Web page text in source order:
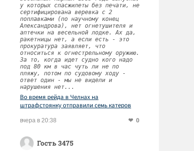
у которых спасжилеты без печати, не
сертифицирована веревка с 2
поплавками (по научному конец
Александрова), нет огнетушителя и
аптечки на весельной лодке. Ах да,
ракетницы нет, а если есть - это
прокуратура заявляет, что
относиться к огнестрельному оружию.
За то, когда идет судно кого надо
под 80 км в час чуть ли не по
пляжу, потом по судовому ходу -
ответ один - мы не видели и
нарушения нет...
Во время рейда в Челнах на
штрафстоянку отправили семь катеров
вчера в 20:38 0
Гость 3475